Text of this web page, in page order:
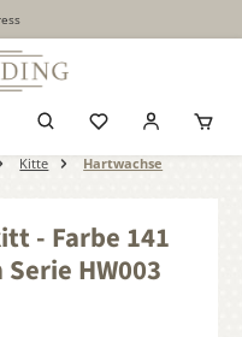
Kitte Hartwachse
- Farbe 141
HW003